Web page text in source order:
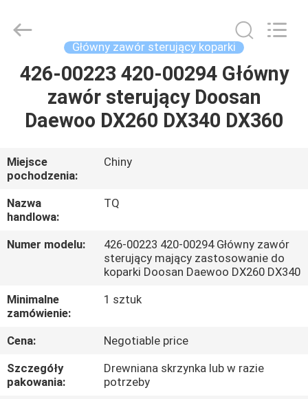
DOM
PRODUKTY
FILMY
POKAZ
VR
NAS
WYCIECZKA
PO
FABRYCE
Machinery
Reserved.
Główny zawór sterujący koparki
426-00223 420-00294 Główny
zawór sterujący Doosan
Daewoo DX260 DX340 DX360
Miejsce
pochodzenia:
Chiny
Nazwa
handlowa:
TQ
Numer modelu:
426-00223 420-00294 Główny zawór
sterujący mający zastosowanie do
koparki Doosan Daewoo DX260 DX340
Minimalne
zamówienie:
1 sztuk
Cena:
Negotiable price
Szczegóły
pakowania:
Drewniana skrzynka lub w razie
potrzeby